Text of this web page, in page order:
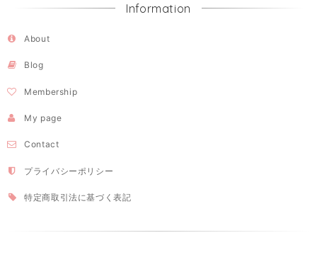
Information
About
Blog
Membership
My page
Contact
プライバシーポリシー
特定商取引法に基づく表記